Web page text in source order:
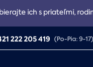
ich s priateľmi,
222 205 419 (Po-Pia: 9-17)